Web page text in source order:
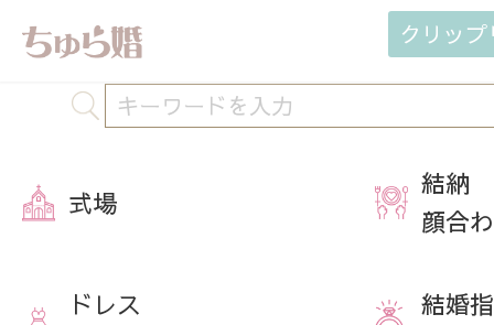
クリッ
式場
結納
顔合
ドレス
結婚